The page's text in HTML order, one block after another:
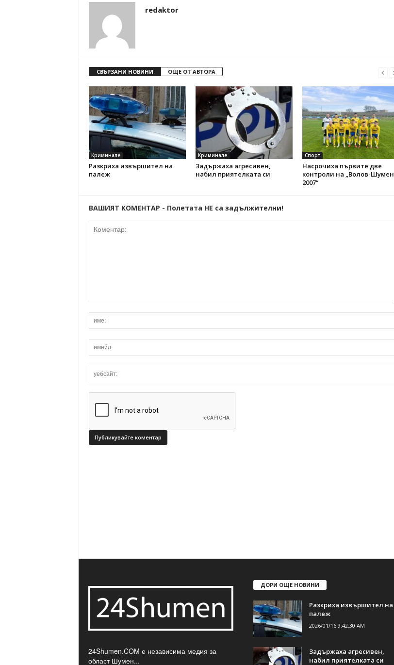
redaktor
СВЪРЗАНИ НОВИНИ ОЩЕ ОТ АВТОРА
Криминале
Разкриха извършител на
палеж
Криминале
Задържаха агресивен,
набил приятелката си
Спорт
Насрочиха първите две
контроли на „Волов-Шумен
2007“
ВАШИЯТ КОМЕНТАР - Полетата НЕ са задължителни!
24Shumen.COM е независима медия за
област Шумен...
ДОРИ ОЩЕ НОВИНИ
Разкриха извършител на
палеж
2026/01/16 9:42:30 AM
Задържаха агресивен,
набил приятелката си